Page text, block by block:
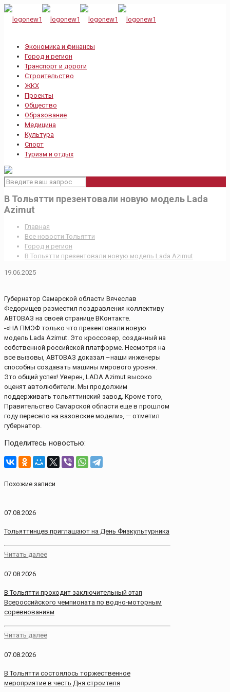
Экономика и финансы
Город и регион
Транспорт и дороги
Строительство
ЖКХ
Проекты
Общество
Образование
Медицина
Культура
Спорт
Туризм и отдых
В Тольятти презентовали новую модель Lada
Azimut
Главная
Все новости Тольятти
Город и регион
В Тольятти презентовали новую модель Lada Azimut
19.06.2025
Губернатор Самарской области Вячеслав
Федорищев разместил поздравления коллективу
АВТОВАЗ на своей странице ВКонтакте.
-«НА ПМЭФ только что презентовали новую
модель Lada Azimut. Это кроссовер, созданный на
собственной российской платформе. Несмотря на
все вызовы, АВТОВАЗ доказал –наши инженеры
способны создавать машины мирового уровня.
Это общий успех! Уверен, LADA Azimut высоко
оценят автолюбители. Мы продолжим
поддерживать тольяттинский завод. Кроме того,
Правительство Самарской области еще в прошлом
году пересело на вазовские модели», — отметил
губернатор.
Поделитесь новостью:
Похожие записи
07.08.2026
Тольяттинцев приглашают на День Физкультурника
Читать далее
07.08.2026
В Тольятти проходит заключительный этап
Всероссийского чемпионата по водно-моторным
соревнованиям
Читать далее
07.08.2026
В Тольятти состоялось торжественное
мероприятие в честь Дня строителя